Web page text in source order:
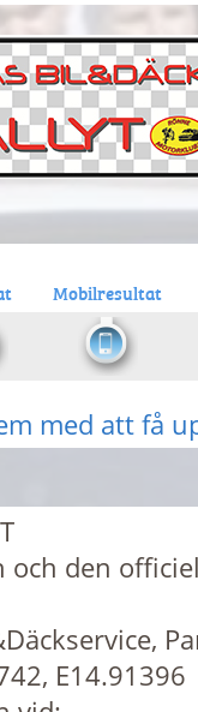
Mobilresultat
med att få
den
E14.91396